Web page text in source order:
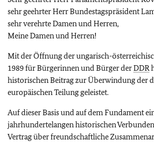
sehr geehrter Herr Bundestagspräsident
sehr verehrte Damen und Herren,
Meine Damen und Herren!
Mit der Öffnung der ungarisch-
1989 für Bürgerinnen und Bürger derDDR
historischen Beitrag zur Überwindung der
europäischen Teilung geleistet.
Auf dieser Basis und auf dem Fundament
jahrhundertelangen historischen
Vertrag über freundschaftliche